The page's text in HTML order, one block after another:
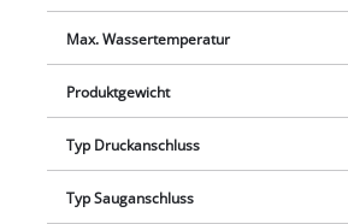
Max. Wassertemperatur
Produktgewicht
Typ Druckanschluss
Typ Sauganschluss